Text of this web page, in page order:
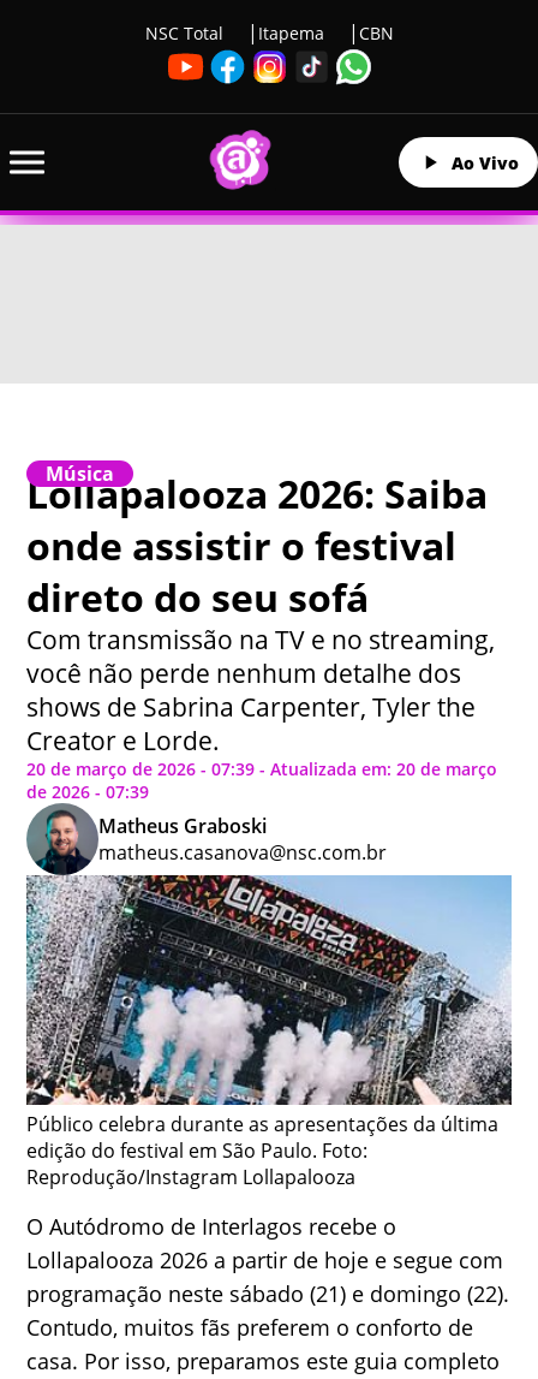
NSC Total Itapema CBN
Ao Vivo
Música
Lollapalooza 2026: Saiba
onde assistir o festival
direto do seu sofá
Com transmissão na TV e no streaming,
você não perde nenhum detalhe dos
shows de Sabrina Carpenter, Tyler the
Creator e Lorde.
20 de março de 2026 - 07:39 - Atualizada em: 20 de março
de 2026 - 07:39
Matheus Graboski
matheus.casanova@nsc.com.br
Público celebra durante as apresentações da última
edição do festival em São Paulo. Foto:
Reprodução/Instagram Lollapalooza
O Autódromo de Interlagos recebe o
Lollapalooza 2026 a partir de hoje e segue com
programação neste sábado (21) e domingo (22).
Contudo, muitos fãs preferem o conforto de
casa. Por isso, preparamos este guia completo